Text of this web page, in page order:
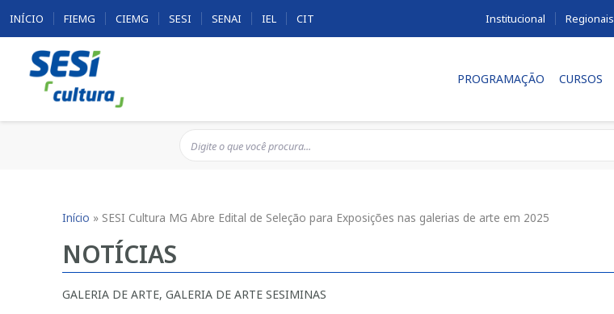
INÍCIO FIEMG CIEMG SESI SENAI IEL CIT Institucional Regionais
PROGRAMAÇÃO CURSOS
Início » SESI Cultura MG Abre Edital de Seleção para Exposições nas galerias de arte em 2025
NOTÍCIAS
GALERIA DE ARTE,GALERIA DE ARTE SESIMINAS